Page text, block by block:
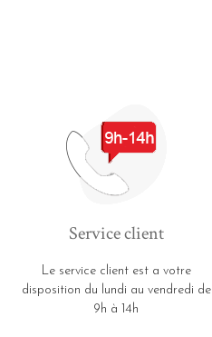
Service client
Le service client est a votre
disposition du lundi au vendredi de
9h à 14h